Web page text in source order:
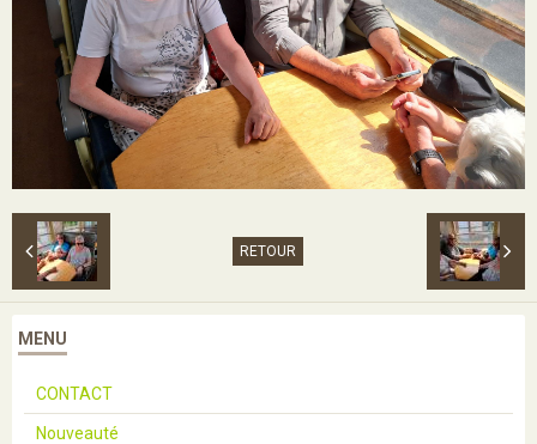
RETOUR
MENU
CONTACT
Nouveauté